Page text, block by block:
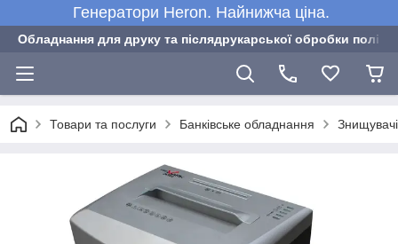
Генератори Heron. Найнижча ціна.
Обладнання для друку та післядрукарської обробки
Товари та послуги Банківське обладнання